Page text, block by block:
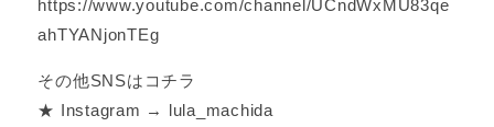
https://www.youtube.com/channel/UCndWxMU83qe
ahTYANjonTEg
その他SNSはコチラ
★ Instagram → lula_machida